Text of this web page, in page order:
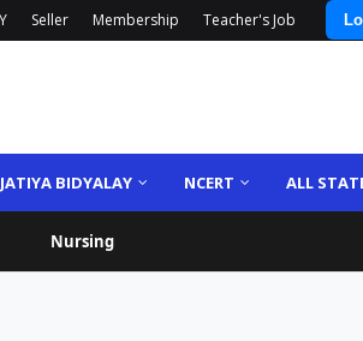
Seller Membership Teacher's Job
JATIYA BIDYALAY NCERT ALL
Nursing